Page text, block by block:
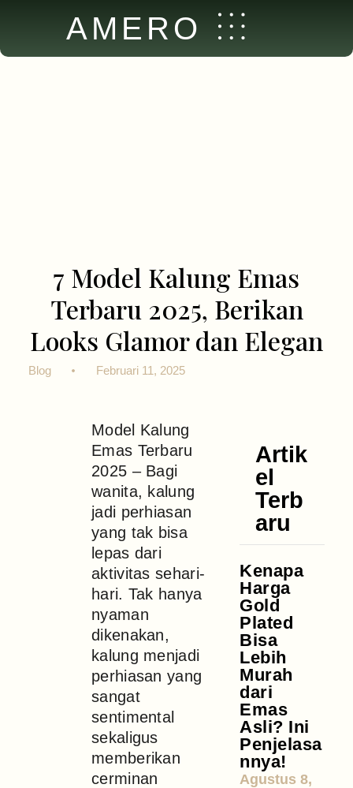
AMERO
7 Model Kalung Emas
Terbaru 2025, Berikan
Looks Glamor dan Elegan
Blog Februari 11, 2025
Model Kalung
Emas Terbaru
2025 – Bagi
wanita, kalung
jadi perhiasan
yang tak bisa
lepas dari
aktivitas sehari-
hari. Tak hanya
nyaman
dikenakan,
kalung menjadi
perhiasan yang
sangat
sentimental
sekaligus
memberikan
cerminan
Artik
el
Terb
aru
Kenapa
Harga
Gold
Plated
Bisa
Lebih
Murah
dari
Emas
Asli? Ini
Penjelasa
nnya!
Agustus 8,